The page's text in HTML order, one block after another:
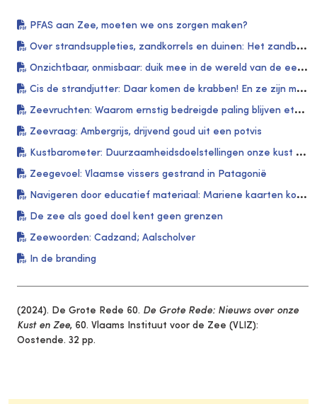
PFAS aan Zee, moeten we ons zorgen maken?
Over strandsuppleties, zandkorrels en duinen: Het zandbudget van onze kust
Onzichtbaar, onmisbaar: duik mee in de wereld van de eenoogkreeftjes
Cis de strandjutter: Daar komen de krabben! En ze zijn met veel
Zeevruchten: Waarom ernstig bedreigde paling blijven eten?
Zeevraag: Ambergrijs, drijvend goud uit een potvis
Kustbarometer: Duurzaamheidsdoelstellingen onze kust - SDG15: Leven op het land
Zeegevoel: Vlaamse vissers gestrand in Patagonië
Navigeren door educatief materiaal: Mariene kaarten kompas
De zee als goed doel kent geen grenzen
Zeewoorden: Cadzand; Aalscholver
In de branding
(2024). De Grote Rede 60. De Grote Rede: Nieuws over onze
Kust en Zee, 60. Vlaams Instituut voor de Zee (VLIZ):
Oostende. 32 pp.